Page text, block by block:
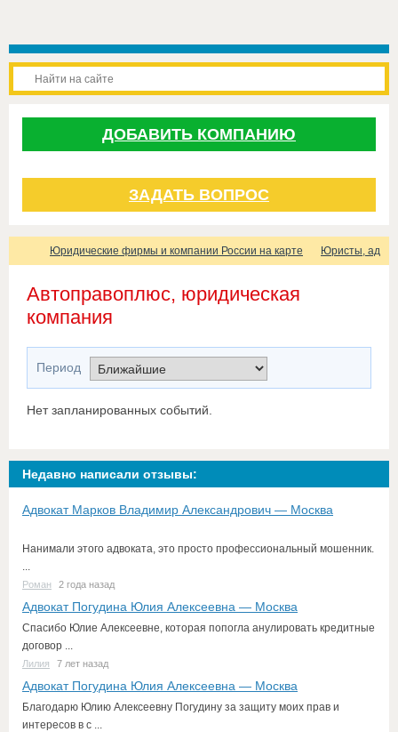
ДОБАВИТЬ КОМПАНИЮ
ЗАДАТЬ ВОПРОС
Юридические фирмы и компании России на карте Юристы,
Автоправоплюс, юридическая
компания
Период
Нет запланированных событий.
Недавно написали отзывы:
Адвокат Марков Владимир Александрович — Москва
Нанимали этого адвоката, это просто профессиональный мошенник.
...
Роман 2 года назад
Адвокат Погудина Юлия Алексеевна — Москва
Спасибо Юлие Алексеевне, которая попогла анулировать кредитные
договор ...
Лилия 7 лет назад
Адвокат Погудина Юлия Алексеевна — Москва
Благодарю Юлию Алексеевну Погудину за защиту моих прав и
интересов в с ...